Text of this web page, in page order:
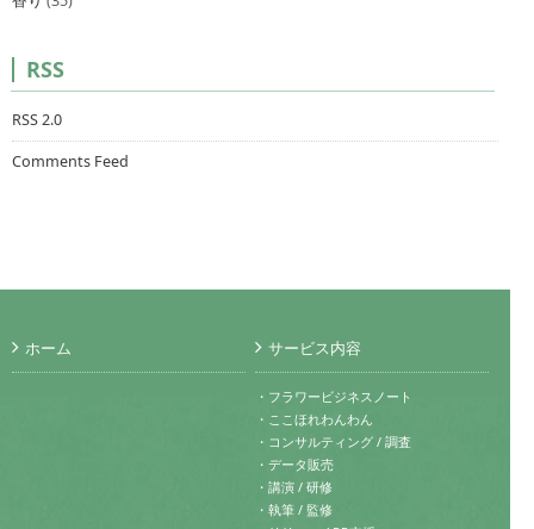
RSS
RSS 2.0
Comments Feed
ホーム サービス内容
・フラワービジネスノート
・ここほれわんわん
・コンサルティング / 調査
・データ販売
・講演 / 研修
・執筆 / 監修